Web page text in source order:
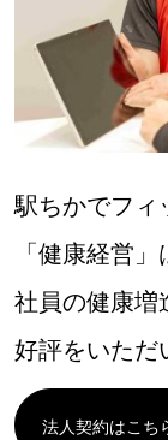
駅ちかでフィ
「健康経営
社員の健康増
好評をいただ
法人契約はこち